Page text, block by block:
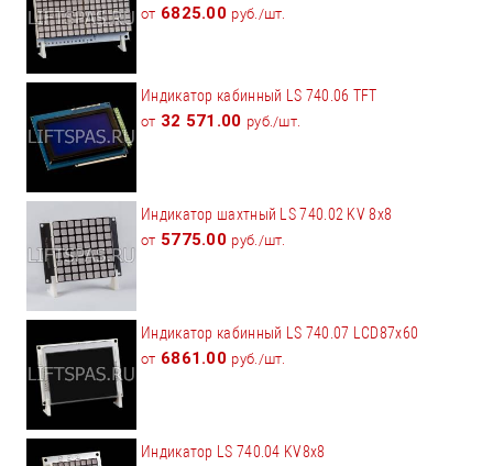
от 6825.00 руб./шт.
Индикатор кабинный LS 740.06 TFT
от 32 571.00 руб./шт.
Индикатор шахтный LS 740.02 KV 8x8
от 5775.00 руб./шт.
Индикатор кабинный LS 740.07 LCD87x60
от 6861.00 руб./шт.
Индикатор LS 740.04 KV8x8